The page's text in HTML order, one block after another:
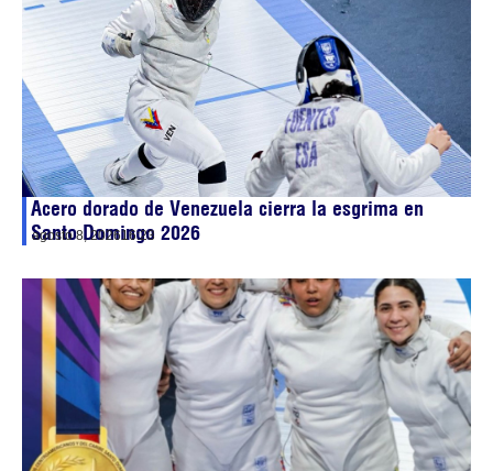
Acero dorado de Venezuela cierra la esgrima en
Santo Domingo 2026
agosto 8, 202616:23